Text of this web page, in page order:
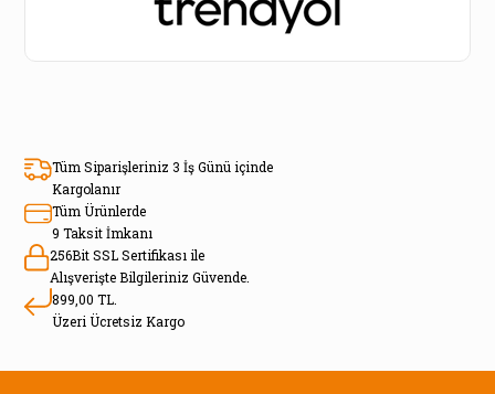
Tüm Siparişleriniz 3 İş Günü içinde
Kargolanır
Tüm Ürünlerde
9 Taksit İmkanı
256Bit SSL Sertifikası ile
Alışverişte Bilgileriniz Güvende.
899,00 TL.
Üzeri Ücretsiz Kargo